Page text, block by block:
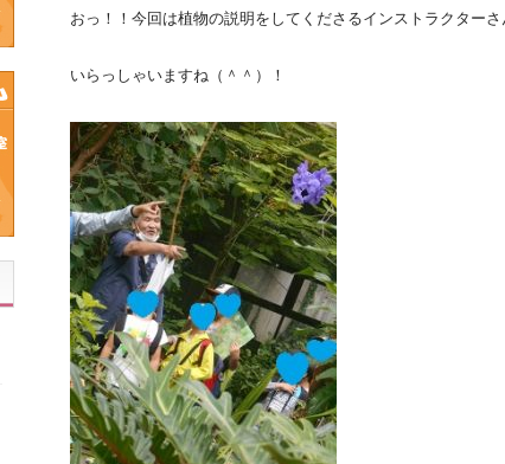
おっ！！今回は植物の説明をしてくださるインストラクターさ
いらっしゃいますね（＾＾）！